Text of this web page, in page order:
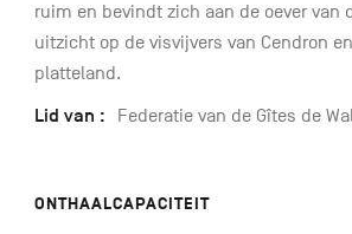
ruim en bevindt zich aan de oever van
uitzicht op de visvijvers van Cendron
platteland.
Lid van : Federatie van de Gîtes de
ONTHAALCAPACITEIT